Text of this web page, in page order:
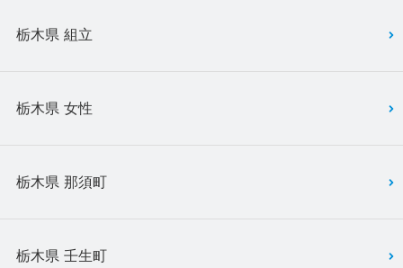
栃木県 組立
栃木県 女性
栃木県 那須町
栃木県 壬生町